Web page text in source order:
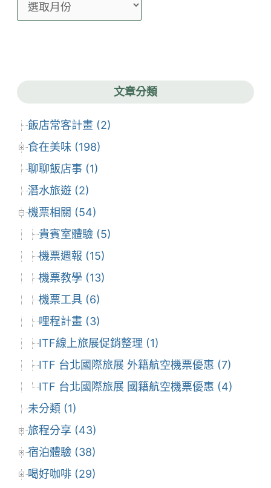
章
文章分類
飯店常客計畫 (2)
食在美味 (198)
聊聊飯店事 (1)
潛水旅遊 (2)
機票相關 (54)
貴賓室體驗 (5)
機票週報 (15)
機票教學 (13)
機票工具 (6)
哩程計畫 (3)
ITF線上旅展促銷整理 (1)
ITF 台北國際旅展 外籍航空機票優惠 (7)
ITF 台北國際旅展 國籍航空機票優惠 (4)
未分類 (1)
旅程分享 (43)
宿泊體驗 (38)
喝好咖啡 (29)